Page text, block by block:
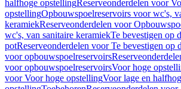
halfhoge opstellingReserveonderdelen voor
opstellingOpbouwspoelreservoirs voor wc's,
keramiekReserveonderdelen voor
wc's, van sanitaire keramiekTe bevestigen op
potReserveonderdelen voor Te bevestigen op
voor opbouwspoelreservoirs
voor opbouwspoelreservoirsVoor hoge
voor Voor hoge opstellingVoor lage en